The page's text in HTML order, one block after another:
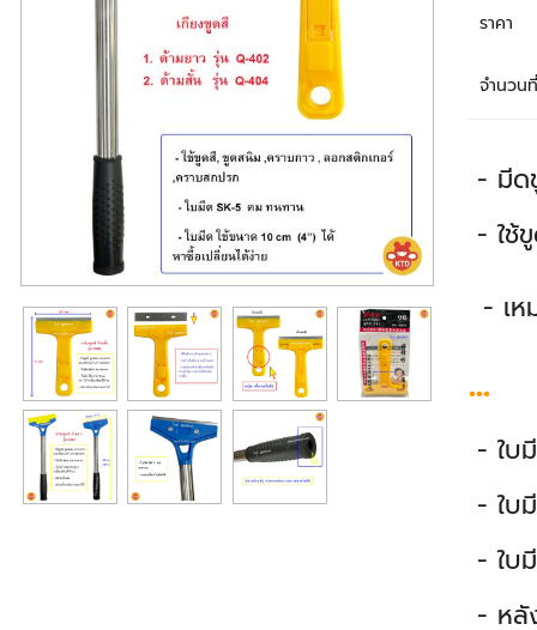
ราคา
จำนวน
- มีด
- ใช้
- เห
...
- ใบ
- ใบ
- ใบ
- หลั